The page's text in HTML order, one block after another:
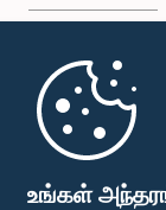
உங்கள்
முதற்பக்கம்
பாராளுமன்ற கையடக்க